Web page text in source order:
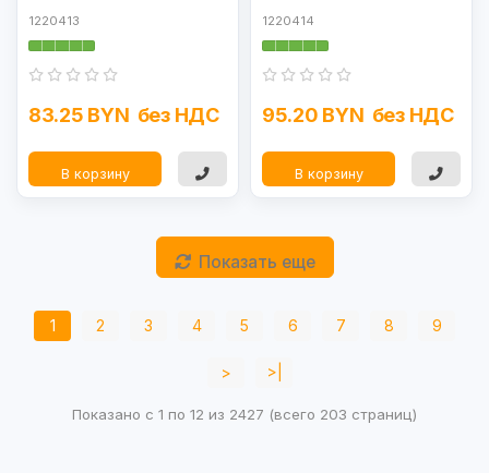
1220413
83.25 BYN без НДС
В корзину
1220414
95.20 BYN без НДС
В корзину
Показать еще
1 2 3 4 5 6 7 8 9
> >|
Показано с 1 по 12 из 2427 (всего 203 страниц)